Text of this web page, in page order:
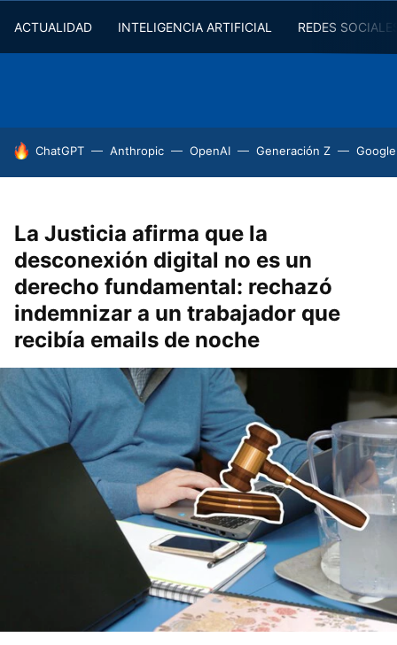
ACTUALIDAD INTELIGENCIA ARTIFICIAL REDES
HOY SE HABLA DE
ChatGPT Anthropic OpenAI Generación Z
La Justicia afirma que la
desconexión digital no es un
derecho fundamental: rechazó
indemnizar a un trabajador que
recibía emails de noche